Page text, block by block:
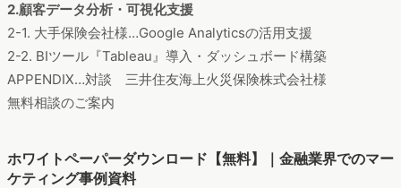
2.顧客データ分析・可視化支援
2-1. 大手保険会社様…Google Analyticsの活用支援
2-2. BIツール『Tableau』導入・ダッシュボード構築
APPENDIX…対談 三井住友海上火災保険株式会社様
無料相談のご案内
ホワイトペーパーダウンロード【無料】｜金融業界でのマー
ケティング事例資料